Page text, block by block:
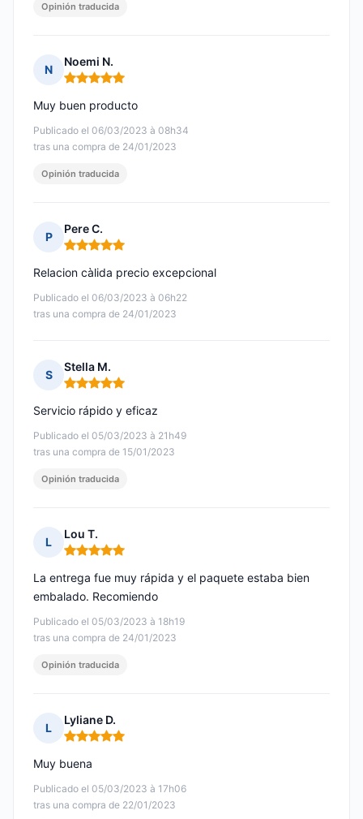
Opinión traducida
N
Noemi N.
Nota: 5 de 5
Publicado el 06/03/2023 à 08h34
tras una compra de 24/01/2023
Muy buen producto
Opinión traducida
P
Pere C.
Nota: 5 de 5
Publicado el 06/03/2023 à 06h22
tras una compra de 24/01/2023
Relacion càlida precio excepcional
S
Stella M.
Nota: 5 de 5
Publicado el 05/03/2023 à 21h49
tras una compra de 15/01/2023
Servicio rápido y eficaz
Opinión traducida
L
Lou T.
Nota: 5 de 5
Publicado el 05/03/2023 à 18h19
tras una compra de 24/01/2023
La entrega fue muy rápida y el paquete estaba bien
embalado. Recomiendo
Opinión traducida
L
Lyliane D.
Nota: 5 de 5
Publicado el 05/03/2023 à 17h06
tras una compra de 22/01/2023
Muy buena